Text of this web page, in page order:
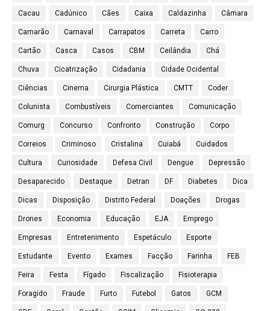
Cacau Cadúnico Cães Caixa Caldazinha Câmara
Camarão Carnaval Carrapatos Carreta Carro
Cartão Casca Casos CBM Ceilândia Chá
Chuva Cicatrização Cidadania Cidade Ocidental
Ciências Cinema Cirurgia Plástica CMTT Coder
Colunista Combustíveis Comerciantes Comunicação
Comurg Concurso Confronto Construção Corpo
Correios Criminoso Cristalina Cuiabá Cuidados
Cultura Curiosidade Defesa Civil Dengue Depressão
Desaparecido Destaque Detran DF Diabetes Dica
Dicas Disposição Distrito Federal Doações Drogas
Drones Economia Educação EJA Emprego
Empresas Entretenimento Espetáculo Esporte
Estudante Evento Exames Facção Farinha FEB
Feira Festa Fígado Fiscalização Fisioterapia
Foragido Fraude Furto Futebol Gatos GCM